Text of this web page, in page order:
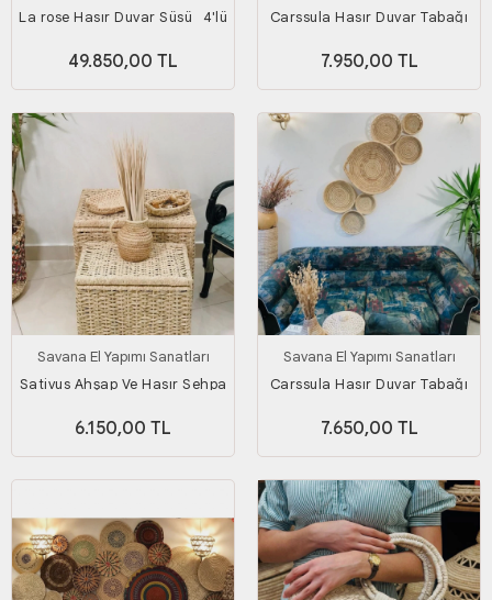
La rose Hasır Duvar Süsü_ 4'lü
49.850,00 TL
Carssula Hasır Duvar Tabağı
7.950,00 TL
Savana El Yapımı Sanatları
Sativus Ahşap Ve Hasır Sehpa
SANDIK/DÜZENLEYİCİ/OYUNCAK
SEPETİ) Genişlik 55ve45 Cm
6.150,00 TL
Savana El Yapımı Sanatları
Carssula Hasır Duvar Tabağı
7.650,00 TL